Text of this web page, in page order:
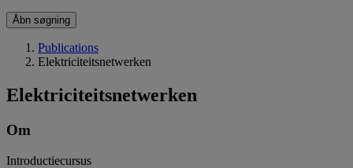
Åbn søgning
Publications
Elektriciteitsnetwerken
Elektriciteitsnetwerken
Om
Introductiecursus